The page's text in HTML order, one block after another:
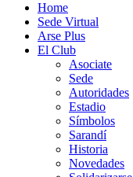
Home
Sede Virtual
Arse Plus
El Club
Asociate
Sede
Autoridades
Estadio
Símbolos
Sarandí
Historia
Novedades